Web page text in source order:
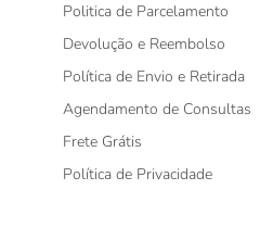
Politica de Parcelamento
Devolução e Reembolso
Política de Envio e Retirada
Agendamento de Consultas
Frete Grátis
Política de Privacidade